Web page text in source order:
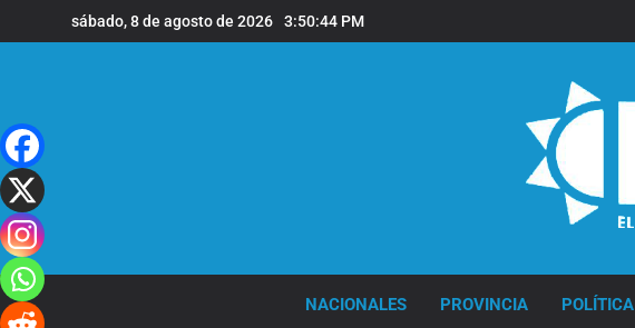
al
sábado, 8 de agosto de 2026 3:50:45 PM
NACIONALES PROVINCIA POLÍTICA